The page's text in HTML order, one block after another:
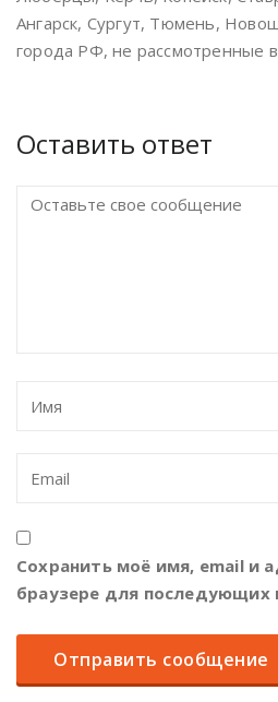
Ангарск, Сургут, Тюмень,
города РФ, не рассмотренные
Оставить ответ
Сохранить моё имя, email и
браузере для последующих